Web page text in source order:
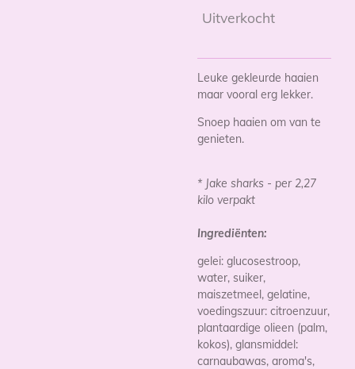
Uitverkocht
Leuke gekleurde haaien
maar vooral erg lekker.
Snoep haaien om van te
genieten.
* Jake sharks - per 2,27
kilo verpakt
Ingrediënten:
gelei: glucosestroop,
water, suiker,
maiszetmeel, gelatine,
voedingszuur: citroenzuur,
plantaardige olieen (palm,
kokos), glansmiddel:
carnaubawas, aroma's,